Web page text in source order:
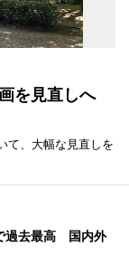
を見直しへ
て、大幅な見直しを
過去最高 国内外